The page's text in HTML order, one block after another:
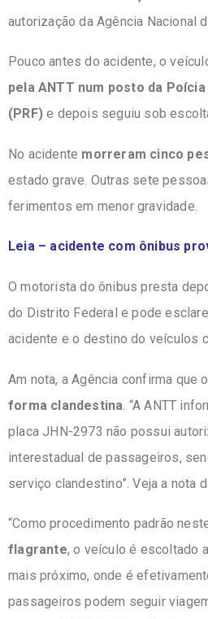
autorização da Agência Nacional
Pouco antes do acidente, o
pela ANTT num posto da
(PRF) e depois seguiu sob
No acidente morreram cinco
estado grave. Outras sete
ferimentos em menor gravidade.
Leia – acidente com ônibus
O motorista do ônibus presta
do Distrito Federal e pode
acidente e o destino do veículos
Am nota, a Agência confirma que o
forma clandestina . “A ANTT
placa JHN-2973 não possui
interestadual de passageiros,
serviço clandestino”. Veja a nota
“Como procedimento padrão
flagrante, o veículo é escoltado
mais próximo, onde é
passageiros podem seguir